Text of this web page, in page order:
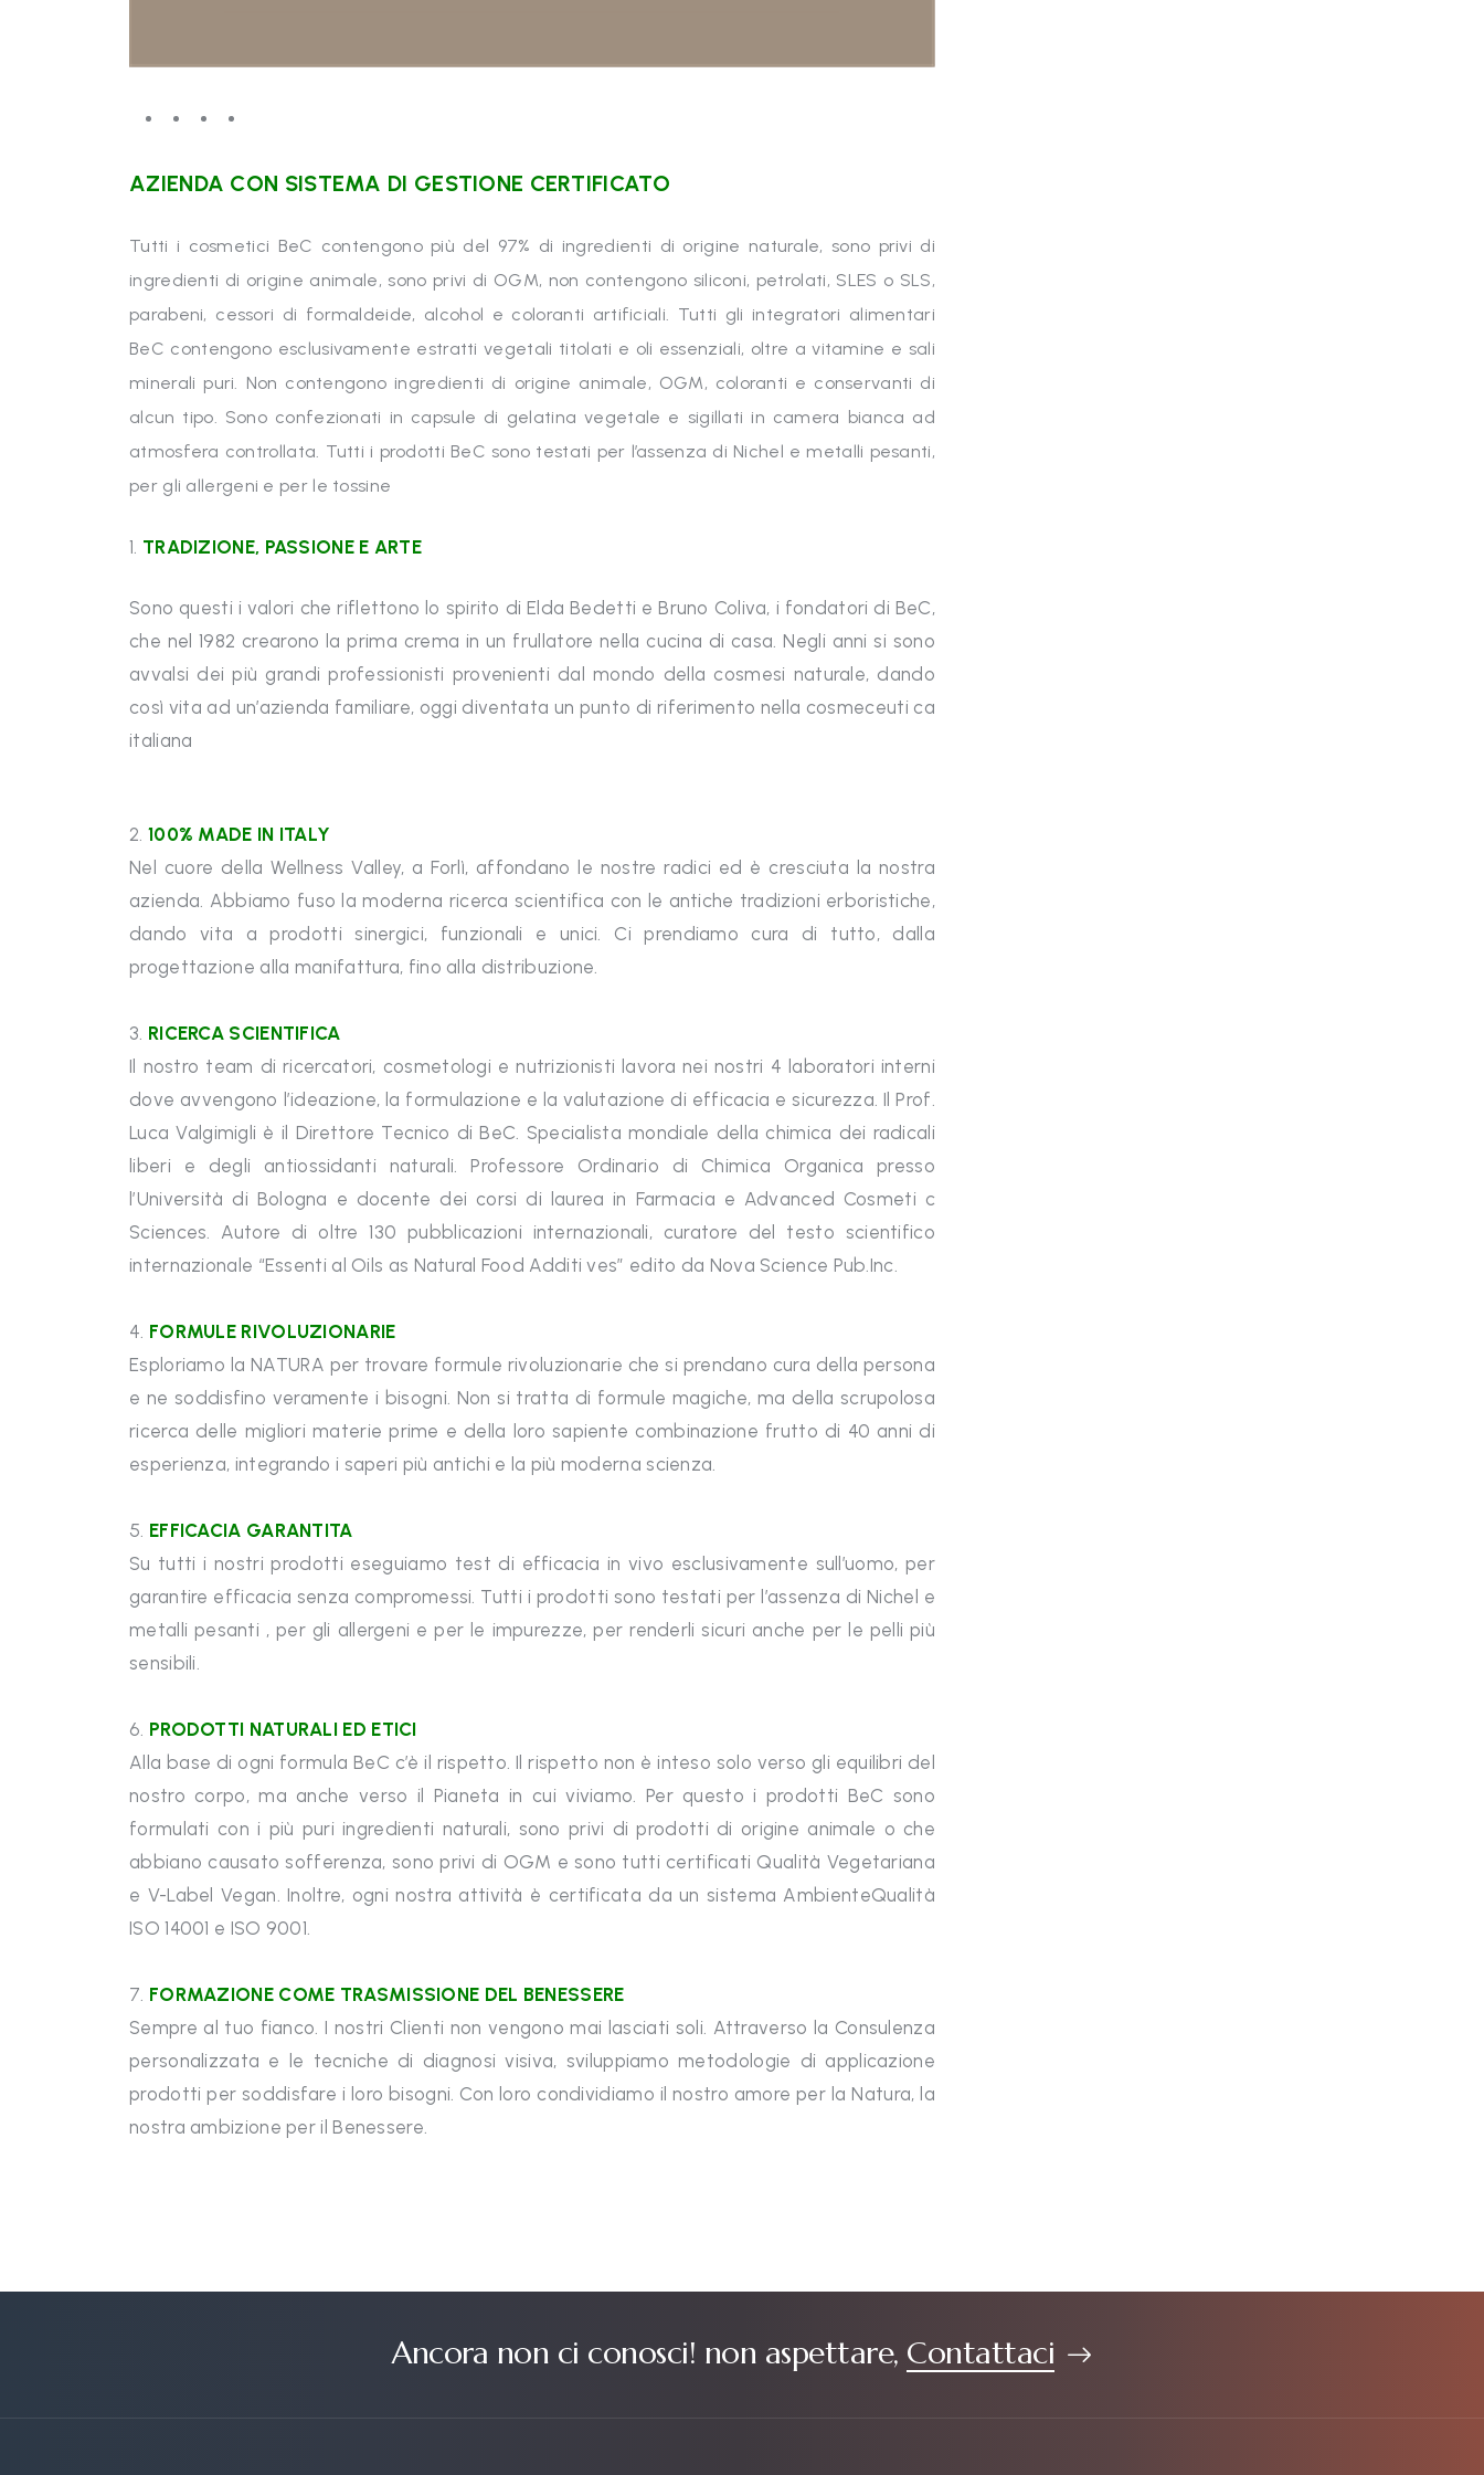
AZIENDA CON SISTEMA DI GESTIONE CERTIFICATO
Tutti i cosmetici BeC contengono più del 97% di ingredienti di origine naturale, sono privi di
ingredienti di origine animale, sono privi di OGM, non contengono siliconi, petrolati, SLES o SLS,
parabeni, cessori di formaldeide, alcohol e coloranti artificiali. Tutti gli integratori alimentari
BeC contengono esclusivamente estratti vegetali titolati e oli essenziali, oltre a vitamine e sali
minerali puri. Non contengono ingredienti di origine animale, OGM, coloranti e conservanti di
alcun tipo. Sono confezionati in capsule di gelatina vegetale e sigillati in camera bianca ad
atmosfera controllata. Tutti i prodotti BeC sono testati per l’assenza di Nichel e metalli pesanti,
per gli allergeni e per le tossine
1. TRADIZIONE, PASSIONE E ARTE
Sono questi i valori che riflettono lo spirito di Elda Bedetti e Bruno Coliva, i fondatori di BeC,
che nel 1982 crearono la prima crema in un frullatore nella cucina di casa. Negli anni si sono
avvalsi dei più grandi professionisti provenienti dal mondo della cosmesi naturale, dando
così vita ad un’azienda familiare, oggi diventata un punto di riferimento nella cosmeceuti ca
italiana
2. 100% MADE IN ITALY
Nel cuore della Wellness Valley, a Forlì, affondano le nostre radici ed è cresciuta la nostra
azienda. Abbiamo fuso la moderna ricerca scientifica con le antiche tradizioni erboristiche,
dando vita a prodotti sinergici, funzionali e unici. Ci prendiamo cura di tutto, dalla
progettazione alla manifattura, fino alla distribuzione.
3. RICERCA SCIENTIFICA
Il nostro team di ricercatori, cosmetologi e nutrizionisti lavora nei nostri 4 laboratori interni
dove avvengono l’ideazione, la formulazione e la valutazione di efficacia e sicurezza. Il Prof.
Luca Valgimigli è il Direttore Tecnico di BeC. Specialista mondiale della chimica dei radicali
liberi e degli antiossidanti naturali. Professore Ordinario di Chimica Organica presso
l’Università di Bologna e docente dei corsi di laurea in Farmacia e Advanced Cosmeti c
Sciences. Autore di oltre 130 pubblicazioni internazionali, curatore del testo scientifico
internazionale “Essenti al Oils as Natural Food Additi ves” edito da Nova Science Pub.Inc.
4. FORMULE RIVOLUZIONARIE
Esploriamo la NATURA per trovare formule rivoluzionarie che si prendano cura della persona
e ne soddisfino veramente i bisogni. Non si tratta di formule magiche, ma della scrupolosa
ricerca delle migliori materie prime e della loro sapiente combinazione frutto di 40 anni di
esperienza, integrando i saperi più antichi e la più moderna scienza.
5. EFFICACIA GARANTITA
Su tutti i nostri prodotti eseguiamo test di efficacia in vivo esclusivamente sull’uomo, per
garantire efficacia senza compromessi. Tutti i prodotti sono testati per l’assenza di Nichel e
metalli pesanti , per gli allergeni e per le impurezze, per renderli sicuri anche per le pelli più
sensibili.
6. PRODOTTI NATURALI ED ETICI
Alla base di ogni formula BeC c’è il rispetto. Il rispetto non è inteso solo verso gli equilibri del
nostro corpo, ma anche verso il Pianeta in cui viviamo. Per questo i prodotti BeC sono
formulati con i più puri ingredienti naturali, sono privi di prodotti di origine animale o che
abbiano causato sofferenza, sono privi di OGM e sono tutti certificati Qualità Vegetariana
e V-Label Vegan. Inoltre, ogni nostra attività è certificata da un sistema AmbienteQualità
ISO 14001 e ISO 9001.
7. FORMAZIONE COME TRASMISSIONE DEL BENESSERE
Sempre al tuo fianco. I nostri Clienti non vengono mai lasciati soli. Attraverso la Consulenza
personalizzata e le tecniche di diagnosi visiva, sviluppiamo metodologie di applicazione
prodotti per soddisfare i loro bisogni. Con loro condividiamo il nostro amore per la Natura, la
nostra ambizione per il Benessere.
Ancora non ci conosci! non aspettare, Contattaci